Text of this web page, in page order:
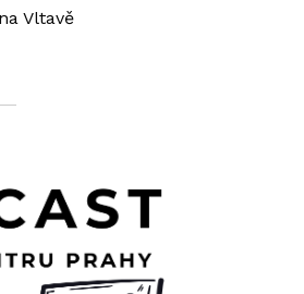
Vltavě